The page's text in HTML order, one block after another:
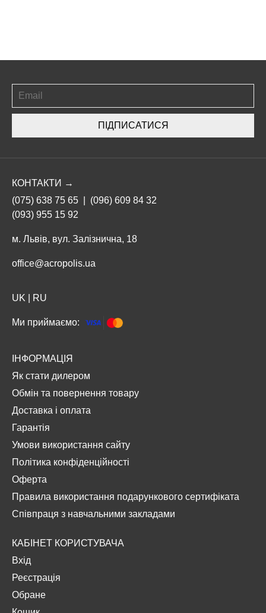
ПІДПИСАТИСЯ
КОНТАКТИ →
(075) 638 75 65
(096) 609 84 32
(093) 955 15 92
м. Львів, вул. Залізнична, 18
office@acropolis.ua
UK RU
Ми приймаємо:
ІНФОРМАЦІЯ
Як стати дилером
Обмін та повернення товару
Доставка і оплата
Гарантія
Умови використання сайту
Політика конфіденційності
Оферта
Правила використання подарункового сертифіката
Співпраця з навчальними закладами
КАБІНЕТ КОРИСТУВАЧА
Вхід
Реєстрація
Обране